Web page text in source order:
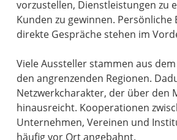
vorzustellen, Dienstleistungen zu
Kunden zu gewinnen. Persönliche
direkte Gespräche stehen im
Viele Aussteller stammen aus
den angrenzenden Regionen.
Netzwerkcharakter, der über den
hinausreicht. Kooperationen
Unternehmen, Vereinen und
häufig vor Ort angebahnt.